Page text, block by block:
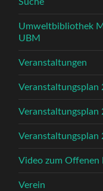
Umweltbibliothek
UBM
Veranstaltungen
Veranstaltungsplan
Veranstaltungsplan
Veranstaltungsplan
Video zum Offenen
Verein